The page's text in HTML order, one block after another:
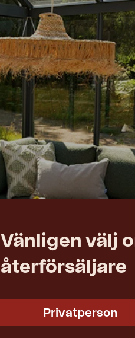
Vänligen välj
återförsäljare
Privatperson